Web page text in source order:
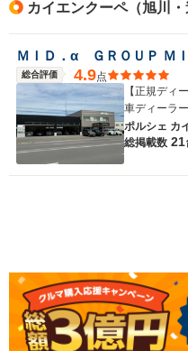
カイエンクーペ（旭川
総合評価 4.9点
【正規ディ
車ディーラ
ポルシェ カ
総掲載数 21